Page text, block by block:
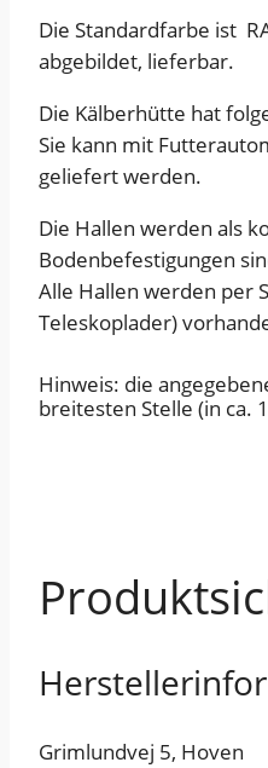
Die Standardfarbe ist
abgebildet, lieferbar.
Die Kälberhütte hat
Sie kann mit
geliefert werden.
Die Hallen werden als
Bodenbefestigungen
Alle Hallen werden per
Teleskoplader)
Hinweis: die
breitesten Stelle (in ca.
Grimlundvej 5, Hoven